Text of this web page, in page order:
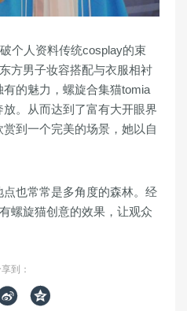
个人资料传统cosplay的束
方男子妆容搭配与衣服相衬
的魅力，螺旋合集猫tomia
。从而达到了富有大开眼界
到一个完美的场景，她以自
也常常是多角度的森林。经
螺旋猫创意的效果，让观众
到：
